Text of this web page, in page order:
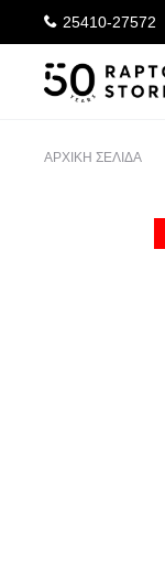
25410-27572
ΑΡΧΙΚΉ ΣΕΛΊΔΑ